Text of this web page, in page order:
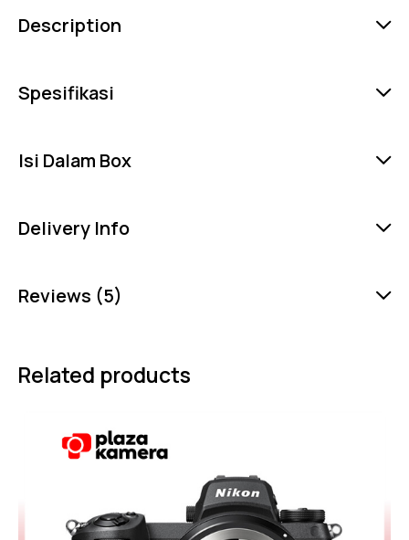
Description
Spesifikasi
Isi Dalam Box
Delivery Info
Reviews (5)
Related products